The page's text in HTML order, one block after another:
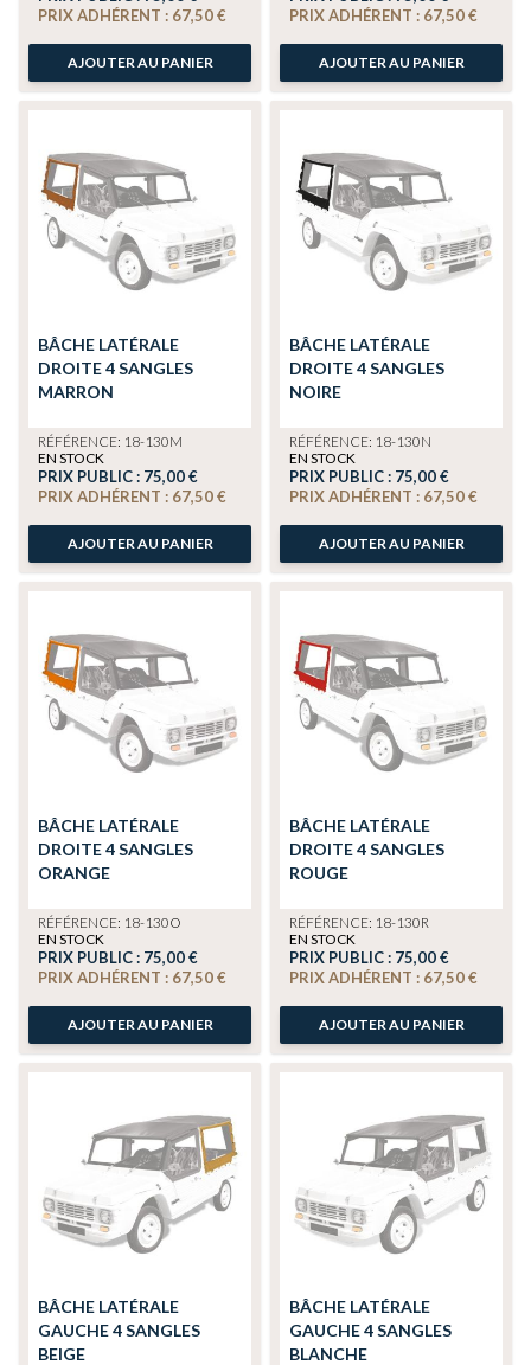
PRIX ADHÉRENT : 67,50 €
AJOUTER AU PANIER
PRIX ADHÉRENT : 67,50 €
AJOUTER AU PANIER
BÂCHE LATÉRALE
DROITE 4 SANGLES
MARRON
RÉFÉRENCE: 18-130M
EN STOCK
PRIX PUBLIC : 75,00 €
PRIX ADHÉRENT : 67,50 €
AJOUTER AU PANIER
BÂCHE LATÉRALE
DROITE 4 SANGLES
NOIRE
RÉFÉRENCE: 18-130N
EN STOCK
PRIX PUBLIC : 75,00 €
PRIX ADHÉRENT : 67,50 €
AJOUTER AU PANIER
BÂCHE LATÉRALE
DROITE 4 SANGLES
ORANGE
RÉFÉRENCE: 18-130O
EN STOCK
PRIX PUBLIC : 75,00 €
PRIX ADHÉRENT : 67,50 €
AJOUTER AU PANIER
BÂCHE LATÉRALE
DROITE 4 SANGLES
ROUGE
RÉFÉRENCE: 18-130R
EN STOCK
PRIX PUBLIC : 75,00 €
PRIX ADHÉRENT : 67,50 €
AJOUTER AU PANIER
BÂCHE LATÉRALE
GAUCHE 4 SANGLES
BEIGE
BÂCHE LATÉRALE
GAUCHE 4 SANGLES
BLANCHE